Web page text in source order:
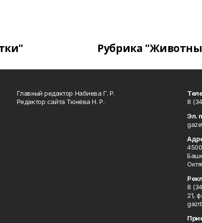
Рубрика
Главный редактор Набиева Г. Р.
Редактор сайта Тюнёва Н. Р.
8
Эл.
8
21,